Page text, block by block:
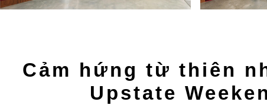
Cảm hứng từ thiên
Upstate